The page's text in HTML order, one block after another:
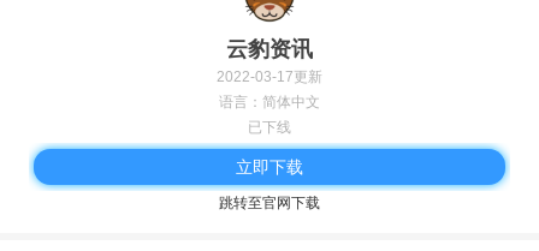
云豹资讯
2022-03-17更新
语言：简体中文
已下线
立即下载
跳转至官网下载